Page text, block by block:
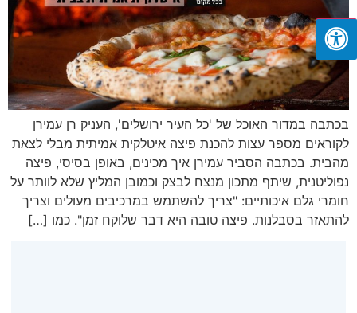
בכתבה במדור האוכל של 'כל העיר ירושלים', העניק רן עמירן
לקוראים מספר עצות להכנת פיצה איטלקית אמיתית מבלי לצאת
מהבית. בכתבה הסביר עמירן איך מכינים, באופן בסיסי, פיצה
נפוליטנית, שיתף מתכון מנצח לבצק וכמובן המליץ שלא לוותר על
חומרי גלם איכותיים: "צריך להשתמש במרכיבים מעולים וצריך
להתאזר בסבלנות. פיצה טובה היא דבר שלוקח זמן". כמו […]